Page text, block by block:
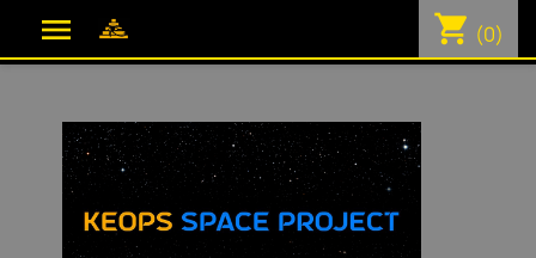
 shopping_cart (0)